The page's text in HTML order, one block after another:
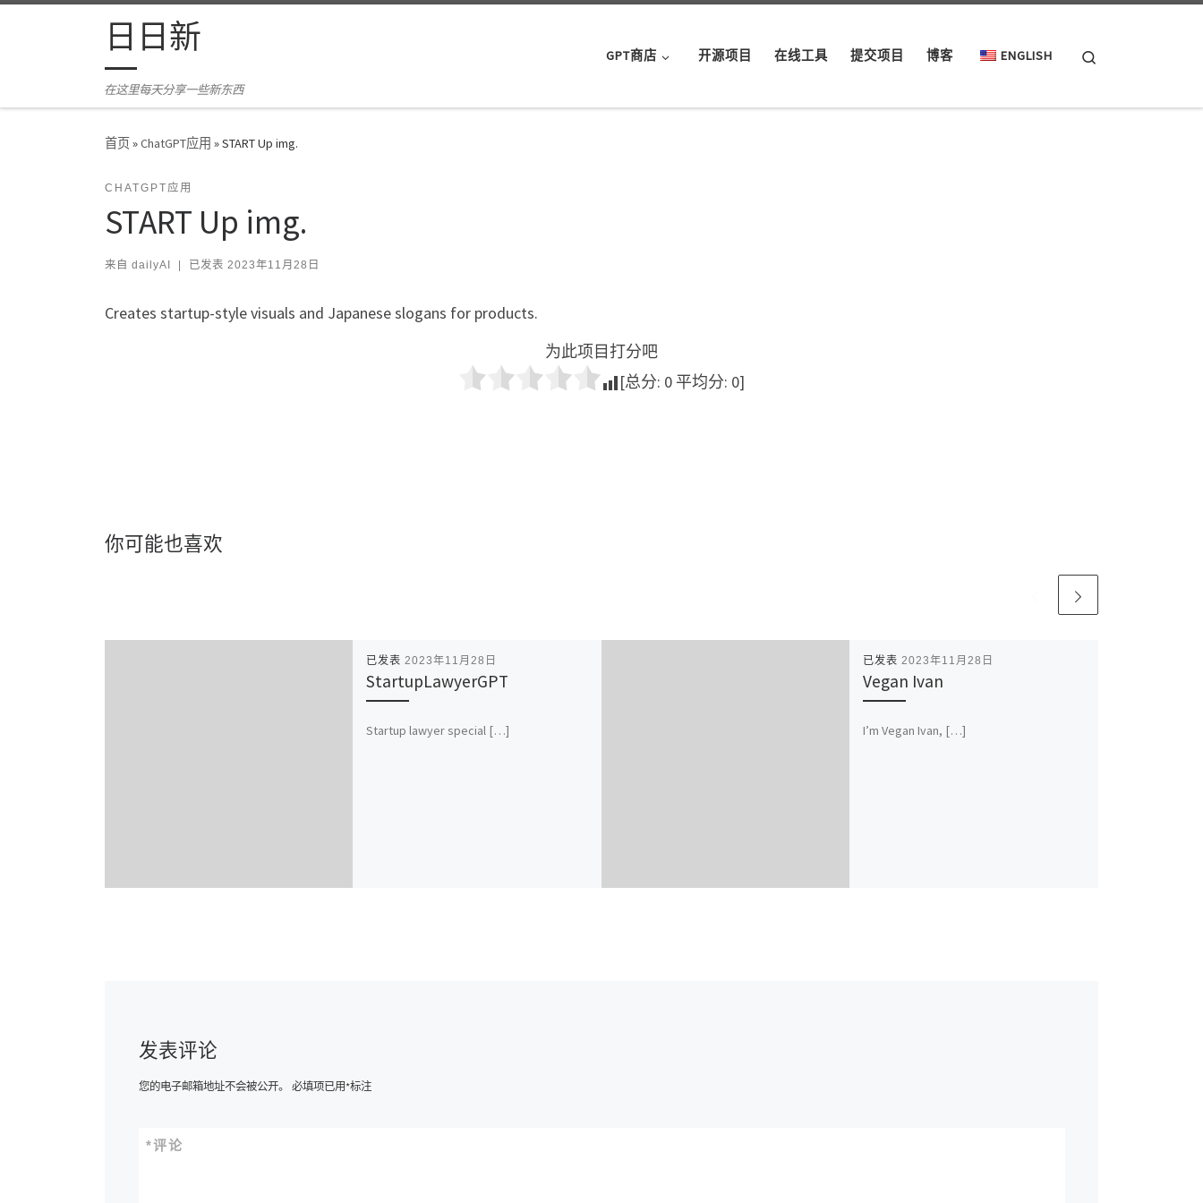
Skip to content日日新
在这里每天分享一些新东西
GPT商店 开源项目 在线工具 提交项目 博客 ENGLISH
首页»ChatGPT应用 »START Up img.
CHATGPT应用
START Up img.
来自 dailyAI 已发表 2023年11月28日
Creates startup-style visuals and Japanese slogans for products.
为此项目打分吧
[总分: 0 平均分: 0]
你可能也喜欢
已发表 2023年11月28日
StartupLawyerGPT
Startup lawyer special […]
已发表 2023年11月28日
Vegan Ivan
I’m Vegan Ivan, […]
发表评论
您的电子邮箱地址不会被公开。 必填项已用*标注
评论
*